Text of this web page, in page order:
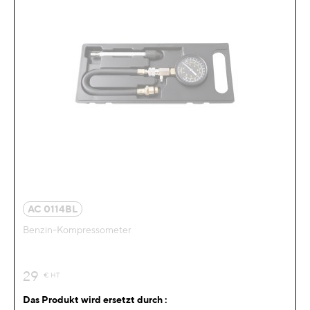
AC 0114BL
Benzin-Kompressometer
29 € HT
Das Produkt wird ersetzt durch :